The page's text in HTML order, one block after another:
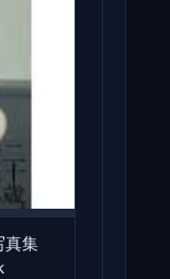
真集